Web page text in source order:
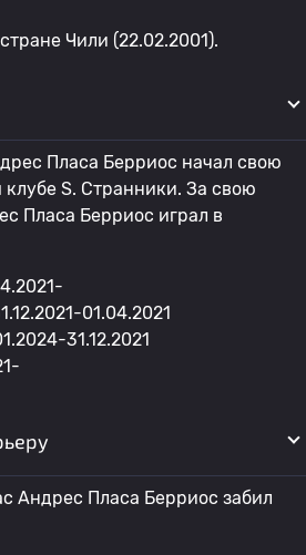
Чили (22.02.2001).
Пласа Берриос начал свою
клубе S. Странники. За свою
Пласа Берриос играл в
01.04.2021
31.12.2021
Андрес Пласа Берриос забил